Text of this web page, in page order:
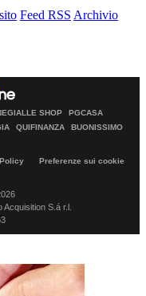
Feed RSS Archivio
SHOP
PGCASA
QUIFINANZA
BUONISSIMO
Preferenze sui cookie
S.á r.l.